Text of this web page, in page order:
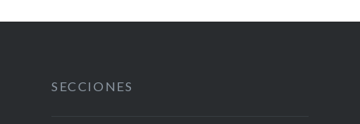
SECCIONES